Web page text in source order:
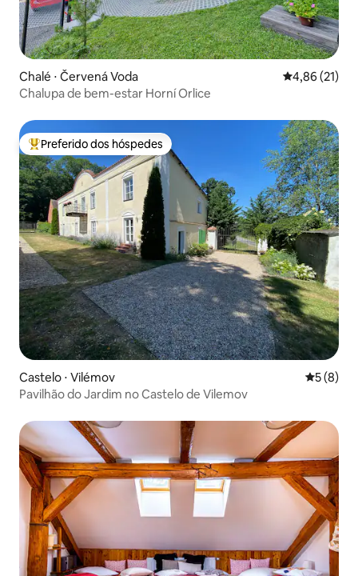
Chalé ⋅ Červená Voda 4,86 de uma
4,86 (21)
Chalupa de bem-estar Horní Orlice
Entre os melhores preferidos dos hóspedes
Preferido dos hóspedes
Castelo ⋅ Vilémov 5 de
5 (8)
Pavilhão do Jardim no Castelo de Vilemov